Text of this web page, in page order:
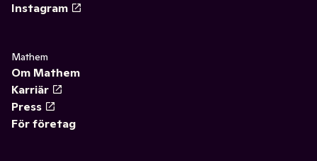
Instagram
Mathem
Om Mathem
Karriär
Press
För företag